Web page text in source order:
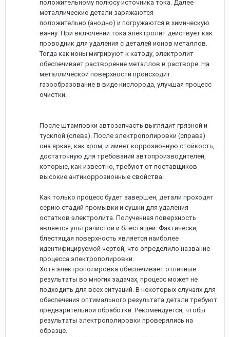
положительному полюсу источника тока. Далее
металлические детали заряжаются
положительно (анодно) и погружаются в химическую
ванну. При включении тока электролит действует как
проводник для удаления с деталей ионов металлов.
Тогда как ионы мигрируют к катоду, электролит
обеспечивает растворение металлов в растворе. На
металлической поверхности происходит
газообразование в виде кислорода, улучшая процесс
очистки.
После штамповки автозапчасть выглядит грязной и
тусклой (слева). После электрополировки (справа)
она яркая, как хром, и имеет коррозионную стойкость,
достаточную для требований автопроизводителей,
которые, как известно, требуют от поставщиков
высокие антикоррозионные свойства.
Как только процесс будет завершен, детали проходят
серию стадий промывки и сушки для удаления
остатков электролита. Полученная поверхность
является ультрачистой и блестящей. Фактически,
блестящая поверхность является наиболее
идентифицируемой чертой, что определило название
процесса электрополировки.
Хотя электрополировка обеспечивает отличные
результаты во многих задачах, процесс может не
подходить для всех ситуаций. В некоторых случаях для
обеспечения оптимального результата детали требуют
предварительной обработки. Рекомендуется, чтобы
результаты электрополировки проверялись на
образце.